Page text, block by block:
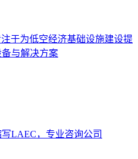
于为低空经济基础设施建设提
与解决方案
LAEC，专业咨询公司